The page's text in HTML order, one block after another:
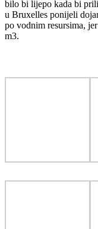
bilo bi lijepo kada bi
u Bruxelles ponijeli
po vodnim resursima,
m3.